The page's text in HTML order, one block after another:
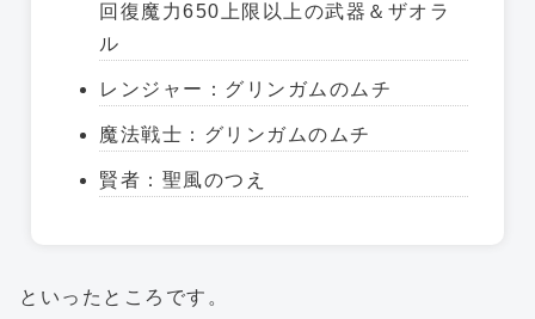
回復魔力650上限以上の武器＆ザオラ
ル
レンジャー：グリンガムのムチ
魔法戦士：グリンガムのムチ
賢者：聖風のつえ
といったところです。